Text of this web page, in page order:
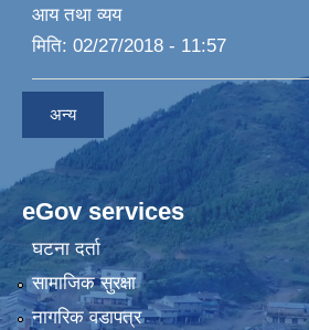
आय तथा व्यय
मिति: 02/27/2018 - 11:57
अन्य
eGov services
घटना दर्ता
सामाजिक सुरक्षा
नागरिक वडापत्र